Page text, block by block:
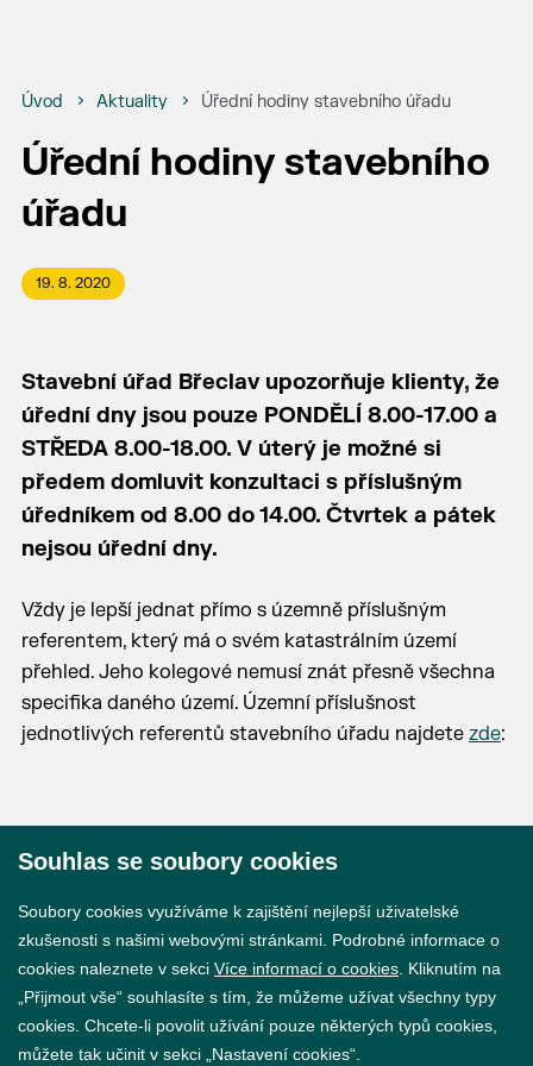
Úvod Aktuality Úřední hodiny stavebního úřadu
Úřední hodiny stavebního
úřadu
19. 8. 2020
Stavební úřad Břeclav upozorňuje klienty, že
úřední dny jsou pouze PONDĚLÍ 8.00-17.00 a
STŘEDA 8.00-18.00. V úterý je možné si
předem domluvit konzultaci s příslušným
úředníkem od 8.00 do 14.00. Čtvrtek a pátek
nejsou úřední dny.
Vždy je lepší jednat přímo s územně příslušným
referentem, který má o svém katastrálním území
přehled. Jeho kolegové nemusí znát přesně všechna
specifika daného území. Územní příslušnost
jednotlivých referentů stavebního úřadu najdete zde:
Souhlas se soubory cookies
Soubory cookies využíváme k zajištění nejlepší uživatelské
zkušenosti s našimi webovými stránkami. Podrobné informace o
cookies naleznete v sekci Více informací o cookies . Kliknutím na
„Přijmout vše“ souhlasíte s tím, že můžeme užívat všechny typy
cookies. Chcete-li povolit užívání pouze některých typů cookies,
můžete tak učinit v sekci „Nastavení cookies“.